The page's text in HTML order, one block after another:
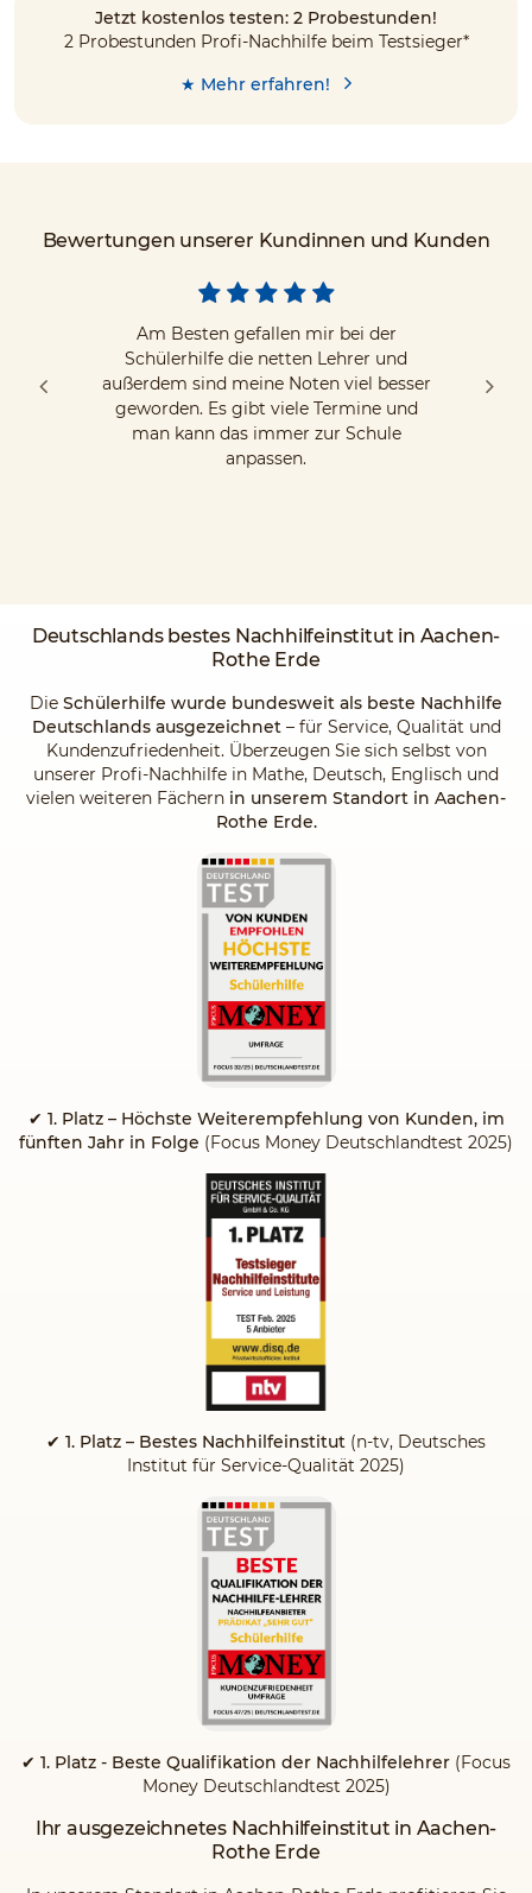
Jetzt kostenlos testen: 2 Probestunden!
2 Probestunden Profi-Nachhilfe beim Testsieger*
★ Mehr erfahren!
Bewertungen unserer Kundinnen und Kunden
Am Besten gefallen mir bei der
Schülerhilfe die netten Lehrer und
außerdem sind meine Noten viel besser
geworden. Es gibt viele Termine und
man kann das immer zur Schule
anpassen.
Deutschlands bestes Nachhilfeinstitut in Aachen-
Rothe Erde
Die Schülerhilfe wurde bundesweit als beste Nachhilfe
Deutschlands ausgezeichnet – für Service, Qualität und
Kundenzufriedenheit. Überzeugen Sie sich selbst von
unserer Profi-Nachhilfe in Mathe, Deutsch, Englisch und
vielen weiteren Fächern in unserem Standort in Aachen-
Rothe Erde.
✔ 1. Platz – Höchste Weiterempfehlung von Kunden, im
fünften Jahr in Folge (Focus Money Deutschlandtest 2025)
✔ 1. Platz – Bestes Nachhilfeinstitut (n-tv, Deutsches
Institut für Service-Qualität 2025)
✔ 1. Platz - Beste Qualifikation der Nachhilfelehrer (Focus
Money Deutschlandtest 2025)
Ihr ausgezeichnetes Nachhilfeinstitut in Aachen-
Rothe Erde